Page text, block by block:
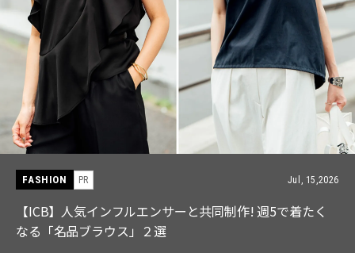
FASHION PR Jul, 15,2026
【ICB】人気インフルエンサーと共同制作! 週5で着たく
なる「名品ブラウス」２選